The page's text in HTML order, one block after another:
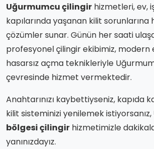
Uğurmumcu çilingir hizmetleri, ev,
kapılarında yaşanan kilit sorunlarına
çözümler sunar. Günün her saati
profesyonel çilingir ekibimiz,
hasarsız açma teknikleriyle
çevresinde hizmet vermektedir.
Anahtarınızı kaybettiyseniz, kapıda
kilit sisteminizi yenilemek istiyorsanız,
bölgesi çilingir hizmetimizle
yanınızdayız.